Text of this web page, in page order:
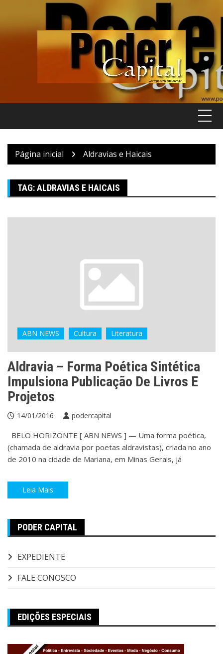
Página inicial Aldravias e Haicais
TAG:ALDRAVIAS E HAICAIS
ABN NEWS Cultura Literatura
Aldravia – Forma Poética Sintética
Impulsiona Publicação De Livros E
Projetos
14/01/2016 podercapital
BELO HORIZONTE [ ABN NEWS ] — Uma forma poética,
(chamada de aldravia por poetas aldravistas), criada no ano
de 2010 na cidade de Mariana, em Minas Gerais, já
Leia Mais
PODER CAPITAL
EXPEDIENTE
FALE CONOSCO
EDIÇÕES ESPECIAIS